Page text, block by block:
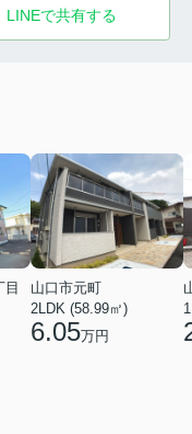
LINEで共有する
目
山口市元町
2LDK (58.99㎡)
6.05万円